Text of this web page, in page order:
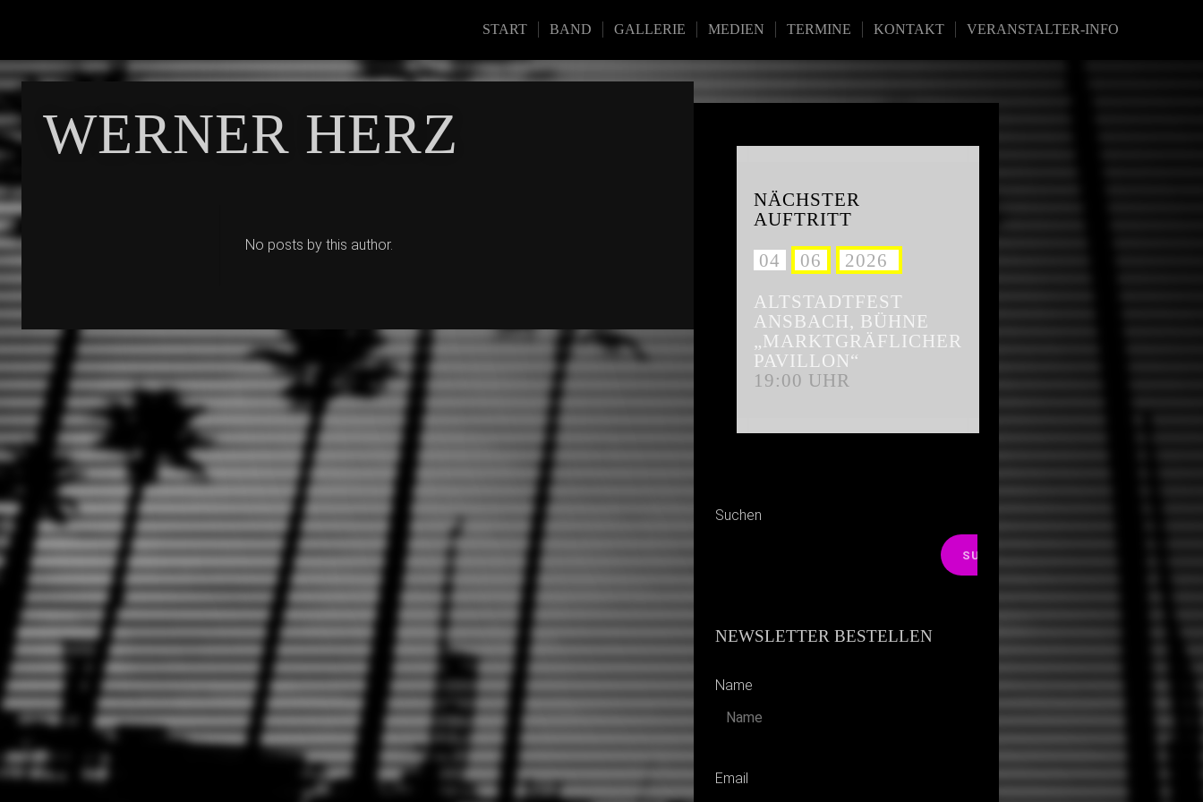
START BAND GALLERIE MEDIEN TERMINE KONTAKT VERANSTALTER-INFO
WERNER HERZ
No posts by this author.
NÄCHSTER
AUFTRITT
04 06 2026
ALTSTADTFEST
ANSBACH, BÜHNE
„MARKTGRÄFLICHER
PAVILLON“
19:00 UHR
Suchen
SUCHEN
NEWSLETTER BESTELLEN
Name
Email